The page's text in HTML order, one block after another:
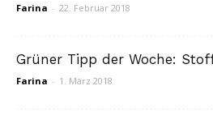
Farina - 22. Februar 2018
Grüner Tipp der Woche:
Farina - 1. März 2018